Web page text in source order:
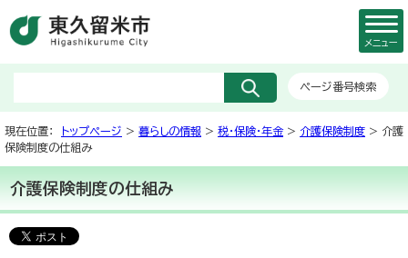
ページ番号検索
メニュー
現在位置： トップページ > 暮らしの情報 > 税・保険・年金> 介護保険制度 > 介護
保険制度の仕組み
介護保険制度の仕組み